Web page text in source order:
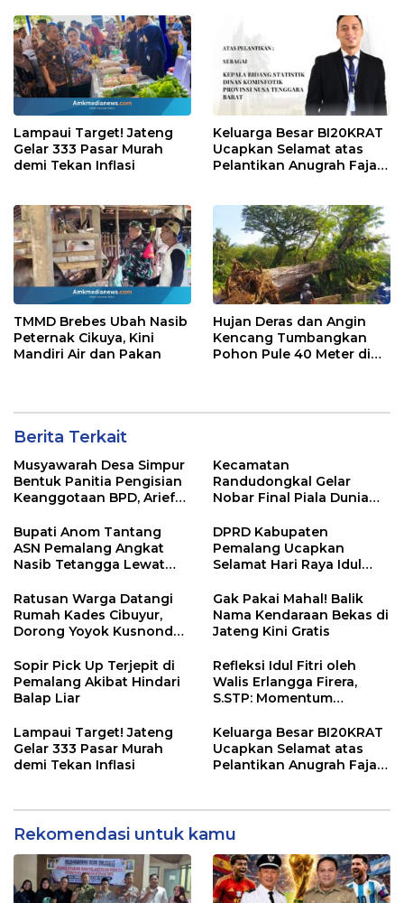
Lampaui Target! Jateng
Gelar 333 Pasar Murah
demi Tekan Inflasi
Keluarga Besar BI20KRAT
Ucapkan Selamat atas
Pelantikan Anugrah Fajar
Diskominfotik NTB
TMMD Brebes Ubah Nasib
Peternak Cikuya, Kini
Mandiri Air dan Pakan
Hujan Deras dan Angin
Kencang Tumbangkan
Pohon Pule 40 Meter di
Berita Terkait
Musyawarah Desa Simpur
Bentuk Panitia Pengisian
Keanggotaan BPD, Arief
Sebagai Ketua
Kecamatan
Randudongkal Gelar
Nobar Final Piala Dunia
Ramaikan Acara
Bupati Anom Tantang
ASN Pemalang Angkat
Nasib Tetangga Lewat
DPRD Kabupaten
Pemalang Ucapkan
Selamat Hari Raya Idul
Ratusan Warga Datangi
Rumah Kades Cibuyur,
Dorong Yoyok Kusnondo
Gak Pakai Mahal! Balik
Nama Kendaraan Bekas di
Jateng Kini Gratis
Sopir Pick Up Terjepit di
Pemalang Akibat Hindari
Balap Liar
Refleksi Idul Fitri oleh
Walis Erlangga Firera,
S.STP: Momentum
Sosial
Lampaui Target! Jateng
Gelar 333 Pasar Murah
demi Tekan Inflasi
Keluarga Besar BI20KRAT
Ucapkan Selamat atas
Pelantikan Anugrah Fajar
Diskominfotik NTB
Rekomendasi untuk kamu